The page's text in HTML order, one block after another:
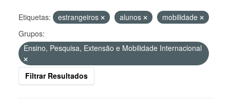
Etiquetas: estrangeiros alunos
mobilidade
Grupos:
Ensino, Pesquisa, Extensão e Mobilidade Internacional
Filtrar Resultados